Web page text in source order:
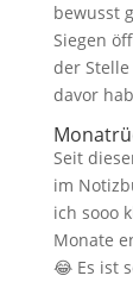
bewusst
Siegen
der
davor
Seit
im
ich sooo
Monate
😂 Es ist